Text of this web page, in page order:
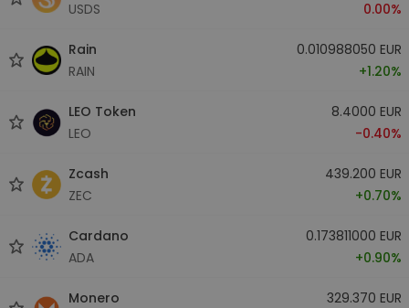
USDS
0.00%
Rain
RAIN
0.010988050 EUR
+1.20%
LEO Token
LEO
8.4000 EUR
-0.40%
Zcash
ZEC
439.200 EUR
+0.70%
Cardano
ADA
0.173811000 EUR
+0.90%
Monero
329.370 EUR